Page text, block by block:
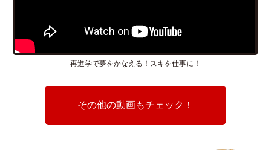
再進学で夢をかなえる！スキを仕事に！
その他の動画もチェック！